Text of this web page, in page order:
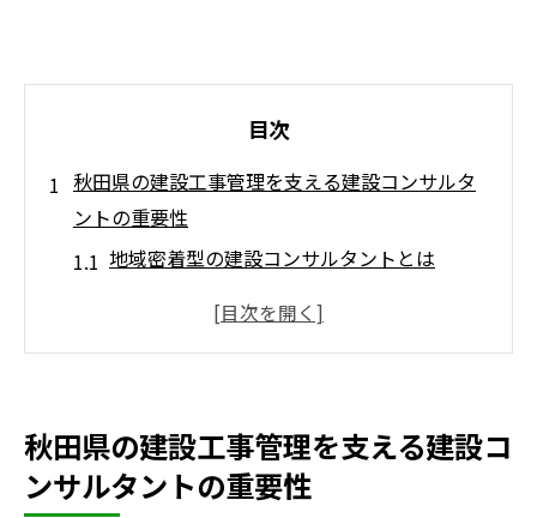
目次
秋田県の建設工事管理を支える建設コンサルタ
ントの重要性
地域密着型の建設コンサルタントとは
プロジェクト成功に欠かせない専門的知識
建設プロジェクトの進捗管理とその鍵
建設コンサルタントが秋田県の持続的発展に果
秋田県の建設工事管理を支える建設コ
ンサルタントの重要性